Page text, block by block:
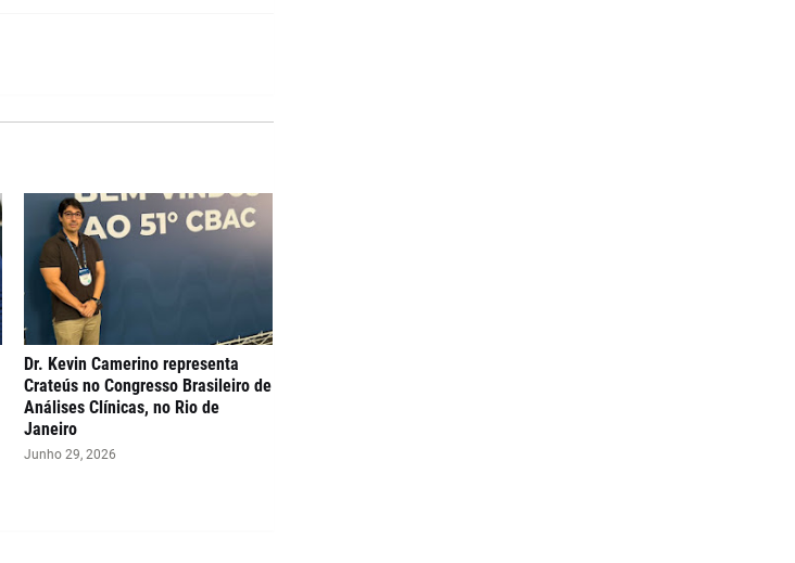
Dr. Kevin Camerino representa
Crateús no Congresso Brasileiro de
Análises Clínicas, no Rio de
Janeiro
Junho 29, 2026